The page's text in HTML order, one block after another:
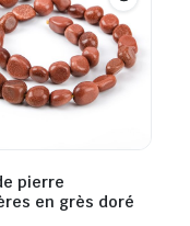
pierre
en grès doré